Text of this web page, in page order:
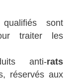
sont
traiter les
anti-rats
réservés aux